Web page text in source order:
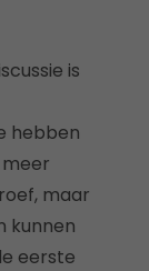
is
hebben
maar
kunnen
eerste